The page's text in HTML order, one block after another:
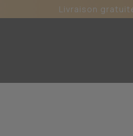
Livraison